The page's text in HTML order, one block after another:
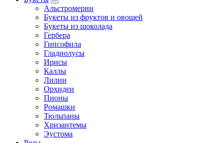
Альстромерии
Букеты из фруктов и овощей
Букеты из шоколада
Гербера
Гипсофила
Гладиолусы
Ирисы
Каллы
Лилии
Орхидеи
Пионы
Ромашки
Тюльпаны
Хризантемы
Эустома